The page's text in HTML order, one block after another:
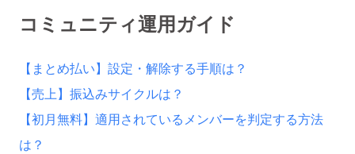
コミュニティ運用ガイド
【まとめ払い】設定・解除する手順は？
【売上】振込みサイクルは？
【初月無料】適用されているメンバーを判定する方法
は？